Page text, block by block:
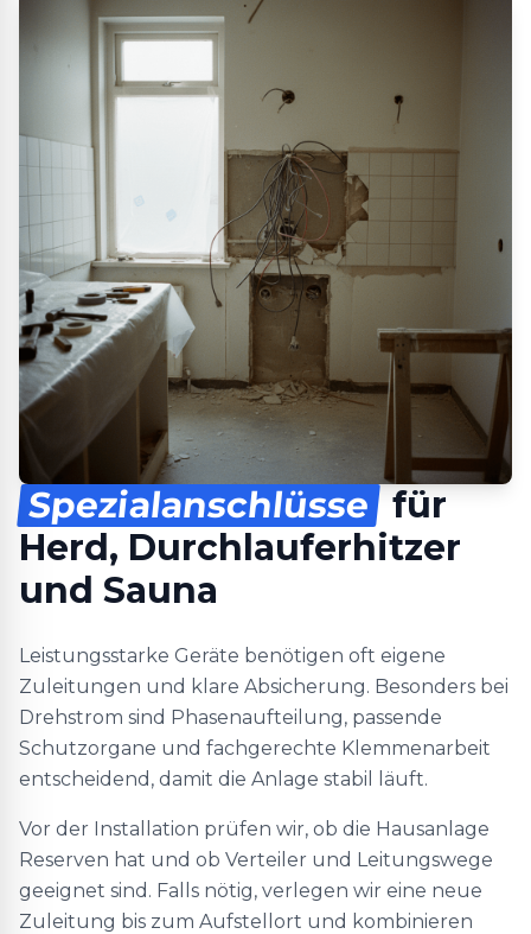
Spezialanschlüsse für
Herd, Durchlauferhitzer
und Sauna
Leistungsstarke Geräte benötigen oft eigene
Zuleitungen und klare Absicherung. Besonders bei
Drehstrom sind Phasenaufteilung, passende
Schutzorgane und fachgerechte Klemmenarbeit
entscheidend, damit die Anlage stabil läuft.
Vor der Installation prüfen wir, ob die Hausanlage
Reserven hat und ob Verteiler und Leitungswege
geeignet sind. Falls nötig, verlegen wir eine neue
Zuleitung bis zum Aufstellort und kombinieren